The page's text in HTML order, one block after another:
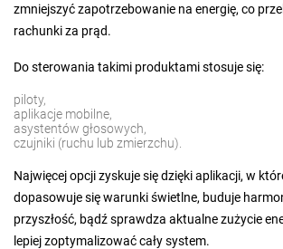
zmniejszyć zapotrzebowanie na energię, co
rachunki za prąd.
Do sterowania takimi produktami stosuje się:
piloty,
aplikacje mobilne,
asystentów głosowych,
czujniki (ruchu lub zmierzchu).
Najwięcej opcji zyskuje się dzięki aplikacji, w
dopasowuje się warunki świetlne, buduje
przyszłość, bądź sprawdza aktualne zużycie
lepiej zoptymalizować cały system.